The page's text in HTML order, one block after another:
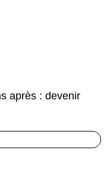
après : devenir